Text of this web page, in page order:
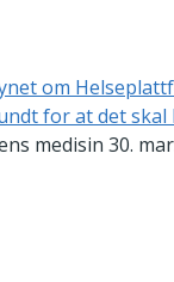
om
for at det
medisin 30.